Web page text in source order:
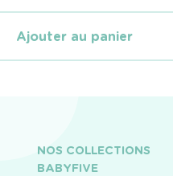
Ajouter au panier
NOS COLLECTIONS
BABYFIVE